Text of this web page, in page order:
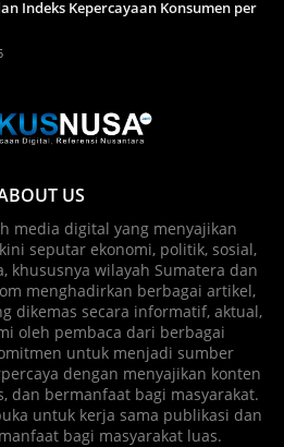
Indeks Kepercayaan Konsumen per
US
media digital yang menyajikan
seputar ekonomi, politik, sosial,
khususnya wilayah Sumatera dan
menghadirkan berbagai artikel,
dikemas secara informatif, aktual,
oleh pembaca dari berbagai
untuk menjadi sumber
dengan menyajikan konten
dan bermanfaat bagi masyarakat.
untuk kerja sama publikasi dan
bagi masyarakat luas.